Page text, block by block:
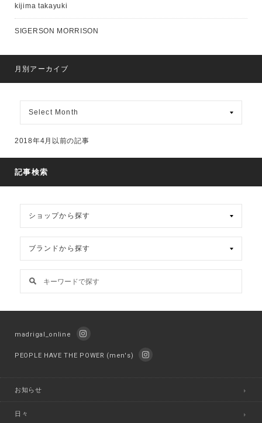
kijima takayuki
SIGERSON MORRISON
月別アーカイブ
ア
カ
2018年4月以前の記事
記事検索
madrigal_online
PEOPLE HAVE THE POWER (men's)
お知らせ
日々